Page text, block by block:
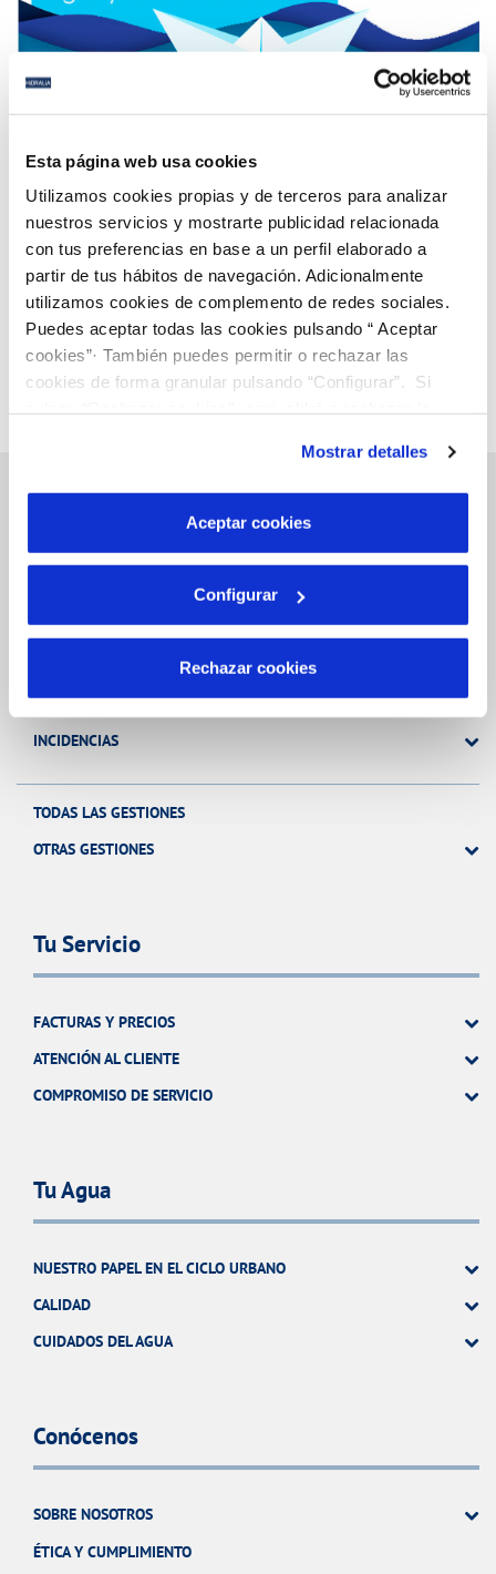
Esta página web usa cookies
Utilizamos cookies propias y de terceros para analizar
nuestros servicios y mostrarte publicidad relacionada
con tus preferencias en base a un perfil elaborado a
partir de tus hábitos de navegación. Adicionalmente
utilizamos cookies de complemento de redes sociales.
Puedes aceptar todas las cookies pulsando “ Aceptar
cookies”· También puedes permitir o rechazar las
cookies de forma granular pulsando “Configurar”. Si
son indispensables para que el sitio web funcione y que
por tanto no se pueden desactivar. Puedes consultar
más información en nuestraPolítica de Cookies
Mostrar detalles
Aceptar cookies
Configurar
Rechazar cookies
El relato ‘La cuerda’ del onubense Antonio Ballester
Inteligente’
Página 44 de 112
Anterior Siguiente
Gestiones Online
FACTURAS, PAGOS Y CONSUMOS
MODIFICACIÓN DE DATOS
INCIDENCIAS
TODAS LAS GESTIONES
OTRAS GESTIONES
Tu Servicio
FACTURAS Y PRECIOS
ATENCIÓN AL CLIENTE
COMPROMISO DE SERVICIO
Tu Agua
NUESTRO PAPEL EN EL CICLO URBANO
CALIDAD
CUIDADOS DEL AGUA
Conócenos
SOBRE NOSOTROS
ÉTICA Y CUMPLIMIENTO